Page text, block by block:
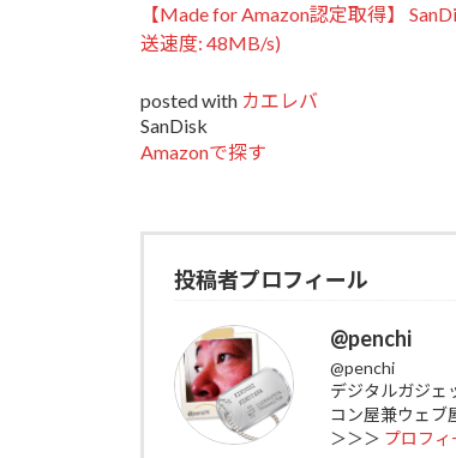
【Made for Amazon認定取得】
送速度: 48MB/s)
posted with カエレバ
SanDisk
Amazonで探す
投稿者プロフィール
@penchi
@penchi
デジタルガジェ
コン屋兼ウェブ
＞＞＞ プロフ